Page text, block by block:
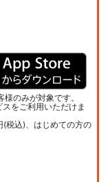
のみが対象です。
をご利用いただけま
税込)、はじめての方の